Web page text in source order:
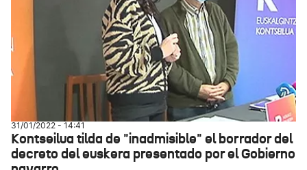
31/01/2022 - 14:41
Kontseilua tilda de "inadmisible" el borrador del
decreto del euskera presentado por el Gobierno